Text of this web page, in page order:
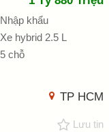
Nhập khẩu
Xe hybrid 2.5 L
5 chỗ
TP HCM
Lưu tin